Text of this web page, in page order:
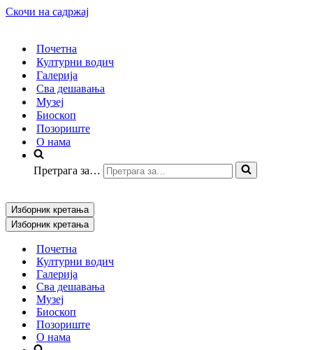
Скочи на садржај
Почетна
Културни водич
Галерија
Сва дешавања
Музеј
Биоскоп
Позориште
О нама
Претрага за…
Изборник кретања
Изборник кретања
Почетна
Културни водич
Галерија
Сва дешавања
Музеј
Биоскоп
Позориште
О нама